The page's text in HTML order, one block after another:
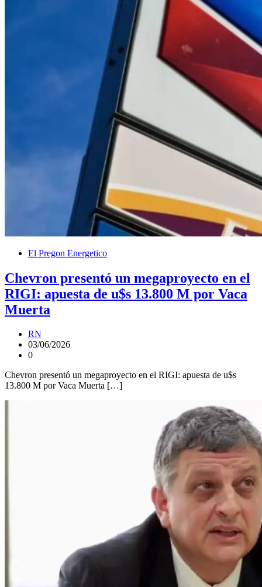
El Pregon Energetico
Chevron presentó un megaproyecto en el
RIGI: apuesta de u$s 13.800 M por Vaca
Muerta
RN
03/06/2026
0
Chevron presentó un megaproyecto en el RIGI: apuesta de u$s
13.800 M por Vaca Muerta […]